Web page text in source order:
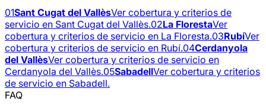
01Sant Cugat del VallèsVer cobertura y criterios de
servicio en Sant Cugat del Vallès.02La FlorestaVer
cobertura y criterios de servicio en La Floresta.03RubíVer
cobertura y criterios de servicio en Rubí.04Cerdanyola
del VallèsVer cobertura y criterios de servicio en
Cerdanyola del Vallès.05SabadellVer cobertura y criterios
de servicio en Sabadell.
FAQ